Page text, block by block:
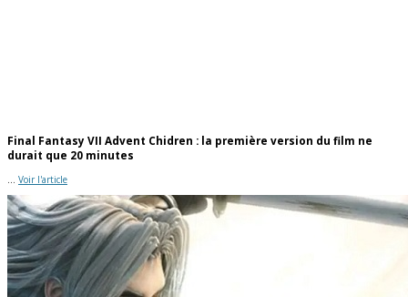
Final Fantasy VII Advent Chidren : la première version du film ne
durait que 20 minutes
Voir l'article